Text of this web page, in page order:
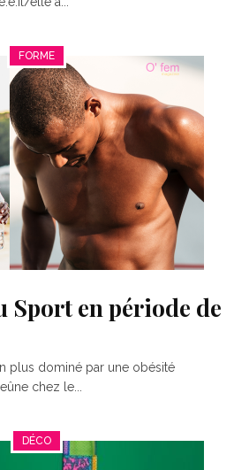
FORME
Sport en période de
plus dominé par une obésité
chez le...
DÉCO